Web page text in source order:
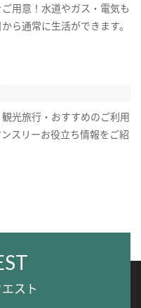
用意！水道やガス・電気も
ら通常に生活ができます。
光旅行・おすすめのご利用
スリーお役立ち情報をご紹
スト